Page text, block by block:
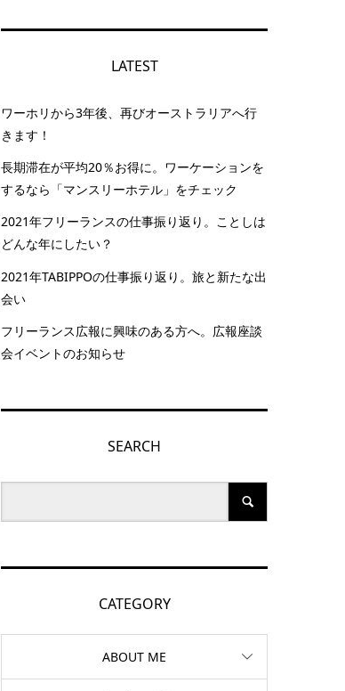
LATEST
ワーホリから3年後、再びオーストラリアへ行
きます！
長期滞在が平均20％お得に。ワーケーションを
するなら「マンスリーホテル」をチェック
2021年フリーランスの仕事振り返り。ことしは
どんな年にしたい？
2021年TABIPPOの仕事振り返り。旅と新たな出
会い
フリーランス広報に興味のある方へ。広報座談
会イベントのお知らせ
SEARCH
CATEGORY
ABOUT ME